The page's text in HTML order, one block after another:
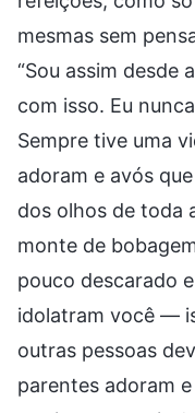
mesmas sem
“Sou assim desde
com isso. Eu
Sempre tive uma
adoram e avós
dos olhos de toda
monte de
pouco descarado
idolatram você —
outras pessoas
parentes adoram